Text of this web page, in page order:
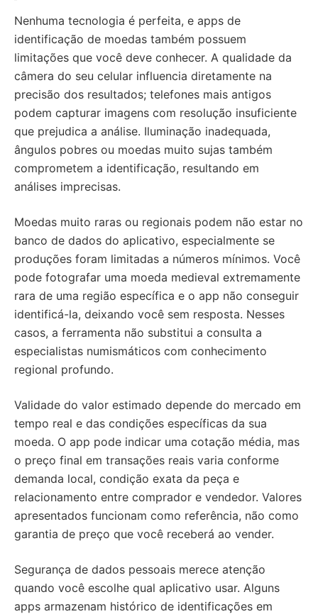
Nenhuma tecnologia é perfeita, e apps de
identificação de moedas também possuem
limitações que você deve conhecer. A qualidade da
câmera do seu celular influencia diretamente na
precisão dos resultados; telefones mais antigos
podem capturar imagens com resolução insuficiente
que prejudica a análise. Iluminação inadequada,
ângulos pobres ou moedas muito sujas também
comprometem a identificação, resultando em
análises imprecisas.
Moedas muito raras ou regionais podem não estar no
banco de dados do aplicativo, especialmente se
produções foram limitadas a números mínimos. Você
pode fotografar uma moeda medieval extremamente
rara de uma região específica e o app não conseguir
identificá-la, deixando você sem resposta. Nesses
casos, a ferramenta não substitui a consulta a
especialistas numismáticos com conhecimento
regional profundo.
Validade do valor estimado depende do mercado em
tempo real e das condições específicas da sua
moeda. O app pode indicar uma cotação média, mas
o preço final em transações reais varia conforme
demanda local, condição exata da peça e
relacionamento entre comprador e vendedor. Valores
apresentados funcionam como referência, não como
garantia de preço que você receberá ao vender.
Segurança de dados pessoais merece atenção
quando você escolhe qual aplicativo usar. Alguns
apps armazenam histórico de identificações em